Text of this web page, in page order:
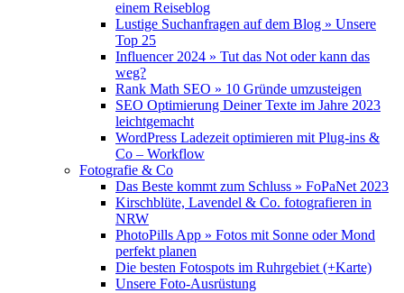
einem Reiseblog
Lustige Suchanfragen auf dem Blog » Unsere
Top 25
Influencer 2024 » Tut das Not oder kann das
weg?
Rank Math SEO » 10 Gründe umzusteigen
SEO Optimierung Deiner Texte im Jahre 2023
leichtgemacht
WordPress Ladezeit optimieren mit Plug-ins &
Co – Workflow
Fotografie & Co
Das Beste kommt zum Schluss » FoPaNet 2023
Kirschblüte, Lavendel & Co. fotografieren in
NRW
PhotoPills App » Fotos mit Sonne oder Mond
perfekt planen
Die besten Fotospots im Ruhrgebiet (+Karte)
Unsere Foto-Ausrüstung